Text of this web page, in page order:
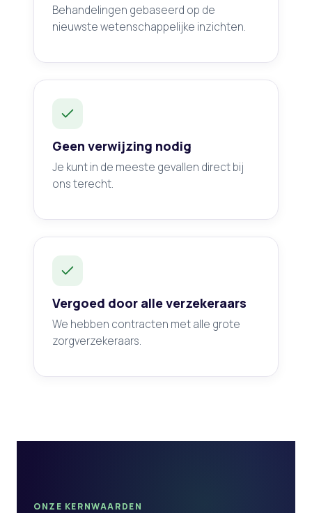
Behandelingen gebaseerd op de
nieuwste wetenschappelijke inzichten.
Geen verwijzing nodig
Je kunt in de meeste gevallen direct bij
ons terecht.
Vergoed door alle verzekeraars
We hebben contracten met alle grote
zorgverzekeraars.
ONZE KERNWAARDEN